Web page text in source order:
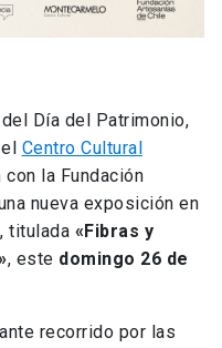
Día del Patrimonio,
Centro Cultural
la Fundación
nueva exposición en
, titulada «Fibras y
, este domingo 26 de
recorrido por las